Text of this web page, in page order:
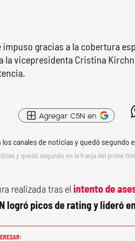
impuso gracias a la cobertura
la vicepresidenta Cristina
Agregar C5N en
y quedó segundo en la franja del prime
realizada tras el intento de
logró picos de rating y lideró